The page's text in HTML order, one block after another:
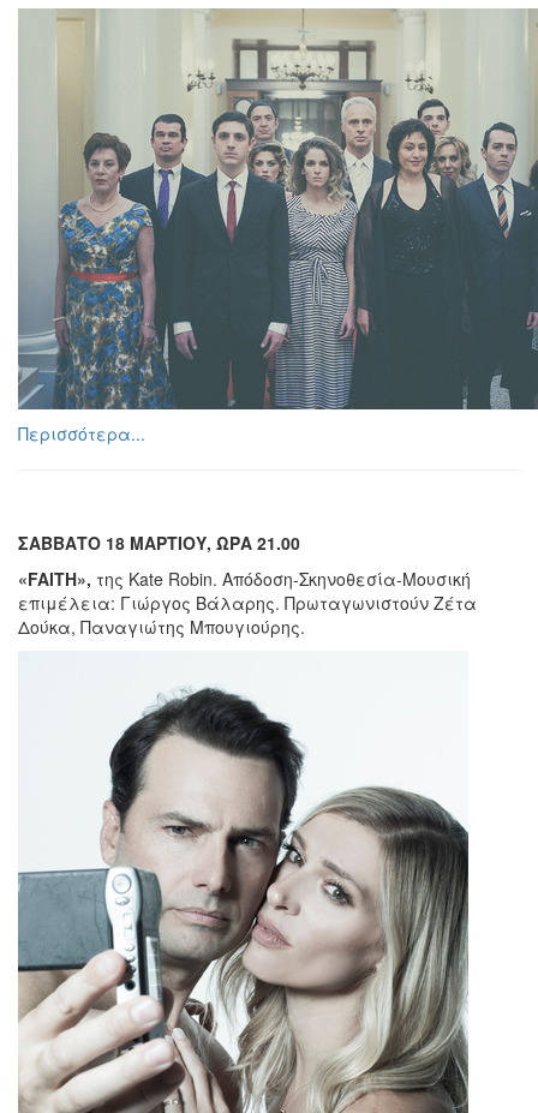
Περισσότερα...
ΣΑΒΒΑΤΟ 18 ΜΑΡΤΙΟΥ, ΩΡΑ 21.00
«FAITH», της Kate Robin. Απόδοση-Σκηνοθεσία-Μουσική
επιμέλεια: Γιώργος Βάλαρης. Πρωταγωνιστούν Ζέτα
Δούκα, Παναγιώτης Μπουγιούρης.